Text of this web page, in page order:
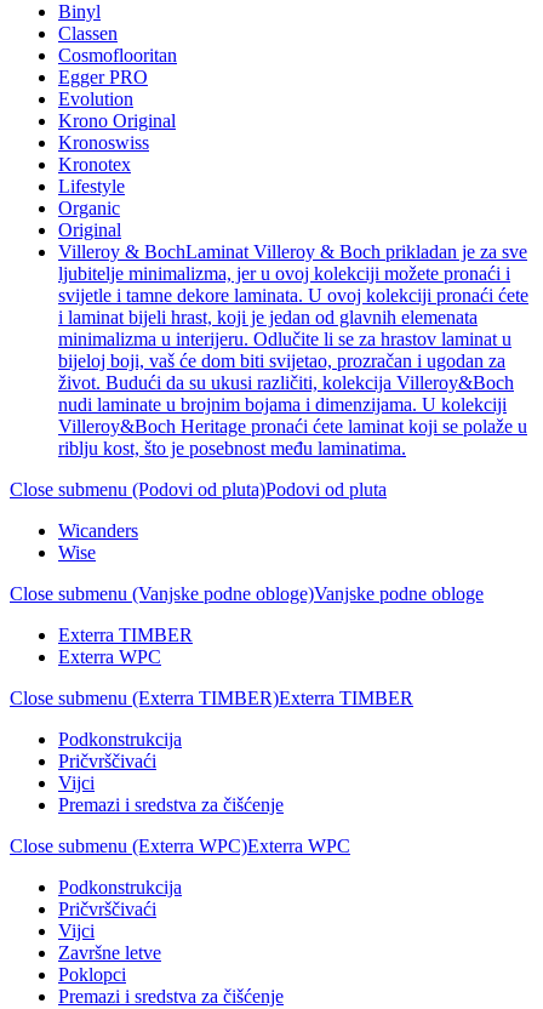
Binyl
Classen
Cosmoflooritan
Egger PRO
Evolution
Krono Original
Kronoswiss
Kronotex
Lifestyle
Organic
Original
Villeroy & BochLaminat Villeroy & Boch prikladan je za sve
ljubitelje minimalizma, jer u ovoj kolekciji možete pronaći i
svijetle i tamne dekore laminata. U ovoj kolekciji pronaći ćete
i laminat bijeli hrast, koji je jedan od glavnih elemenata
minimalizma u interijeru. Odlučite li se za hrastov laminat u
bijeloj boji, vaš će dom biti svijetao, prozračan i ugodan za
život. Budući da su ukusi različiti, kolekcija Villeroy&Boch
nudi laminate u brojnim bojama i dimenzijama. U kolekciji
Villeroy&Boch Heritage pronaći ćete laminat koji se polaže u
riblju kost, što je posebnost među laminatima.
Close submenu (Podovi od pluta)Podovi od pluta
Wicanders
Wise
Close submenu (Vanjske podne obloge)Vanjske podne obloge
Exterra TIMBER
Exterra WPC
Close submenu (Exterra TIMBER)Exterra TIMBER
Podkonstrukcija
Pričvrščivaći
Vijci
Premazi i sredstva za čišćenje
Close submenu (Exterra WPC)Exterra WPC
Podkonstrukcija
Pričvrščivaći
Vijci
Završne letve
Poklopci
Premazi i sredstva za čišćenje